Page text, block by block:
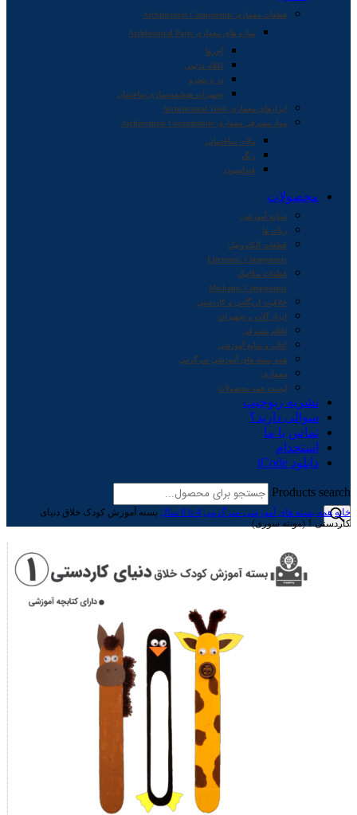
قطعات معماری Architectural Components
سازه های معماری Architectural Parts
آجرها
اقلام تزئینی
در و پنجره
تجهیزات هوشمندسازی ساختمان
ابزارهای معماری Architectural Tools
مواد مصرفی معماری Architectural Consumables
ملات ساختمانی
رنگ
فنداسیون
محصولات
صنایع آموزشی
ربات ها
قطعات الکترونیک
Electronic Components
قطعات مکانیک
Mechanic Components
خلاقیت اریگامی و کاردستی
ابزار آلات و تجهیزات
اقلام مصرفی
کتاب و منابع آموزشی
همه بسته های آموزشی-سرگرمی
معماری
لیست همه محصولات
نشریه ربوچیپ
سوالی دارید؟
تماس با ما
استخدام
دانلود iCode
Products search
خانه همه بسته های آموزشی-سرگرمی 4 تا 6 سال
بسته آموزش کودک خلاق دنیای
کاردستی 1 (مونته سوری)